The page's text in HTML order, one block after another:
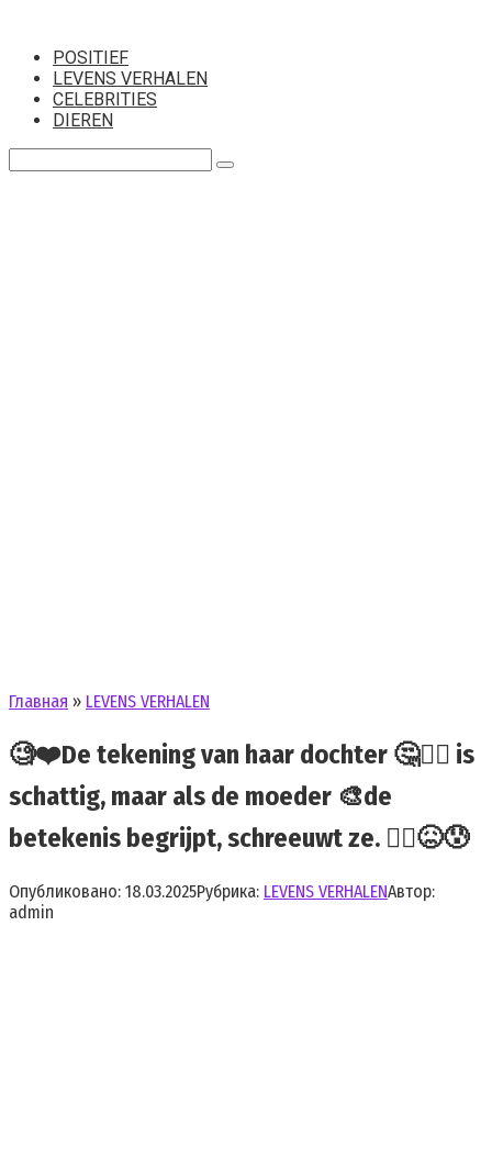
контентуPOSITIEF
LEVENS VERHALEN
CELEBRITIES
DIEREN
Главная » LEVENS VERHALEN
🧐❤️De tekening van haar dochter 🤔🙅‍♀️ is
schattig, maar als de moeder 🎨de
betekenis begrijpt, schreeuwt ze. 🙅‍♀️😖😰
Опубликовано: 18.03.2025Рубрика: LEVENS VERHALENАвтор:
admin